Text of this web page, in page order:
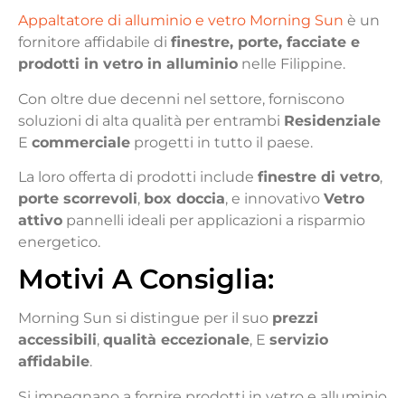
Appaltatore di alluminio e vetro Morning Sun è un
fornitore affidabile di finestre, porte, facciate e
prodotti in vetro in alluminio nelle Filippine.
Con oltre due decenni nel settore, forniscono
soluzioni di alta qualità per entrambi Residenziale
E commerciale progetti in tutto il paese.
La loro offerta di prodotti include finestre di vetro,
porte scorrevoli, box doccia, e innovativo Vetro
attivo pannelli ideali per applicazioni a risparmio
energetico.
Motivi A Consiglia:
Morning Sun si distingue per il suo prezzi
accessibili, qualità eccezionale, E servizio
affidabile.